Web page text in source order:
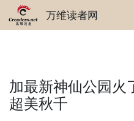
万维读者网
加最新神仙公园火
超美秋千